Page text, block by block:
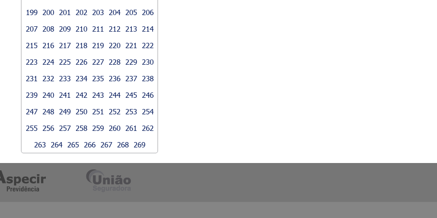
199
200 201 202 203 204 205
206
207
208 209 210 211 212 213
214
215
216 217 218 219 220 221
222
223
224 225 226 227 228 229
230
231
232 233 234 235 236 237
238
239
240 241 242 243 244 245
246
247
248 249 250 251 252 253
254
255
256 257 258 259 260 261
262
263
264 265 266 267 268 269